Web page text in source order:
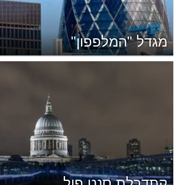
מגדל "המלפפון"